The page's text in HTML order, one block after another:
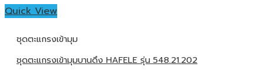
Quick View
ชุดตะแกรงเข้ามุม
ชุดตะแกรงเข้ามุมบานดึง HAFELE รุ่น 548.21.202